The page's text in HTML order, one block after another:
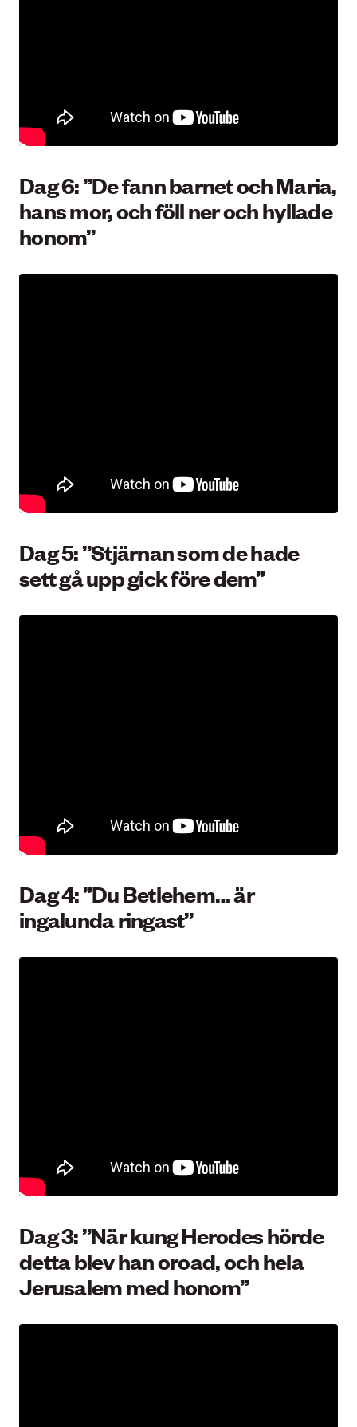
Dag 6: ”De fann barnet och Maria,
hans mor, och föll ner och hyllade
honom”
Dag 5: ”Stjärnan som de hade
sett gå upp gick före dem”
Dag 4: ”Du Betlehem… är
ingalunda ringast”
Dag 3: ”När kung Herodes hörde
detta blev han oroad, och hela
Jerusalem med honom”